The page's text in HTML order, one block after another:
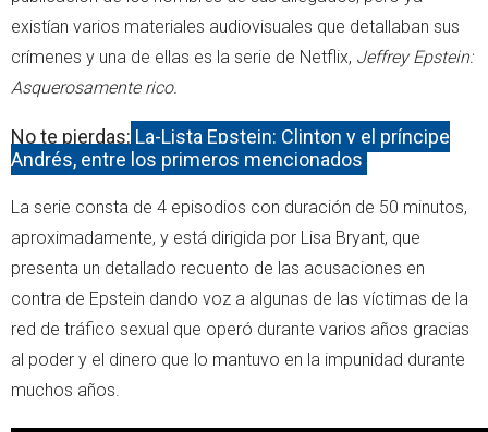
existían varios materiales audiovisuales que detallaban sus
crímenes y una de ellas es la serie de Netflix, Jeffrey Epstein:
Asquerosamente rico.
No te pierdas: La-Lista Epstein: Clinton y el príncipe
Andrés, entre los primeros mencionados
La serie consta de 4 episodios con duración de 50 minutos,
aproximadamente, y está dirigida por Lisa Bryant, que
presenta un detallado recuento de las acusaciones en
contra de Epstein dando voz a algunas de las víctimas de la
red de tráfico sexual que operó durante varios años gracias
al poder y el dinero que lo mantuvo en la impunidad durante
muchos años.